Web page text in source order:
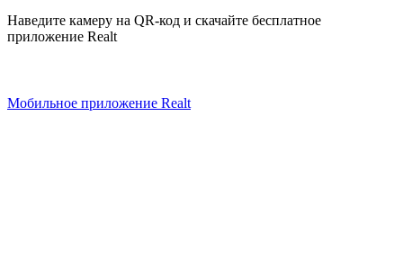
Наведите камеру на QR-код и скачайте бесплатное
приложение Realt
Мобильное приложение Realt